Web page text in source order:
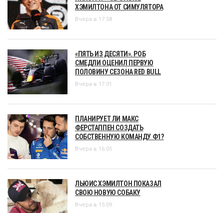
ХЭМИЛТОНА ОТ СИМУЛЯТОРА
Вчера в 17:58
«ПЯТЬ ИЗ ДЕСЯТИ». РОБ
СМЕДЛИ ОЦЕНИЛ ПЕРВУЮ
ПОЛОВИНУ СЕЗОНА RED BULL
Вчера в 17:01
ПЛАНИРУЕТ ЛИ МАКС
ФЕРСТАППЕН СОЗДАТЬ
СОБСТВЕННУЮ КОМАНДУ Ф1?
Вчера в 16:05
ЛЬЮИС ХЭМИЛТОН ПОКАЗАЛ
СВОЮ НОВУЮ СОБАКУ
Вчера в 15:09